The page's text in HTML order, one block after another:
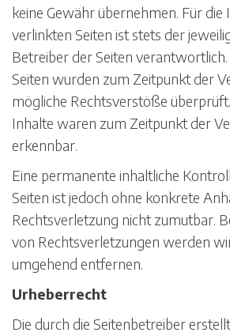
keine Gewähr übernehmen. Für die
verlinkten Seiten ist stets der
Betreiber der Seiten
Seiten wurden zum Zeitpunkt der
mögliche Rechtsverstöße
Inhalte waren zum Zeitpunkt der
erkennbar.
Eine permanente inhaltliche
Seiten ist jedoch ohne konkrete
Rechtsverletzung nicht zumutbar.
von Rechtsverletzungen werden
umgehend entfernen.
Urheberrecht
Die durch die Seitenbetreiber